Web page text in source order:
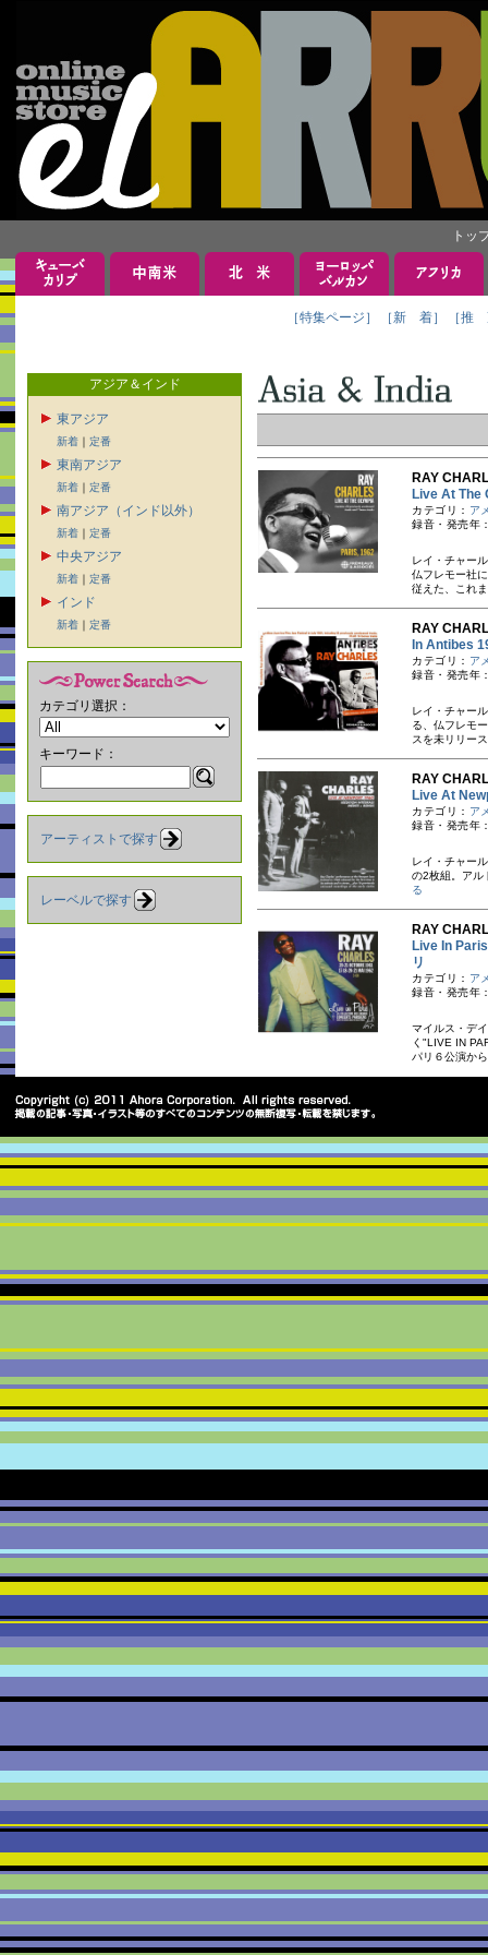
トッ
［特集ページ］ ［新 着］ ［推
アジア＆インド
東アジア
新着 ｜ 定番
東南アジア
新着 ｜ 定番
南アジア（インド以外）
新着 ｜ 定番
中央アジア
新着 ｜ 定番
インド
新着 ｜ 定番
カテゴリ選択：
キーワード：
アーティストで探す
レーベルで探す
RAY
Live At The
カテゴリ： ア
録音・発売年
レイ・チャー
仏フレモー社
従えた、これ
RAY
In Antibes
カテゴリ： ア
録音・発売年
レイ・チャー
る、仏フレモ
スを未リリー
RAY
Live At
カテゴリ： ア
録音・発売
レイ・チャー
の2枚組。アル
る
RAY
Live In
リ
カテゴリ： ア
録音・発売年
マイルス・デ
く"LIVE IN
パリ６公演か